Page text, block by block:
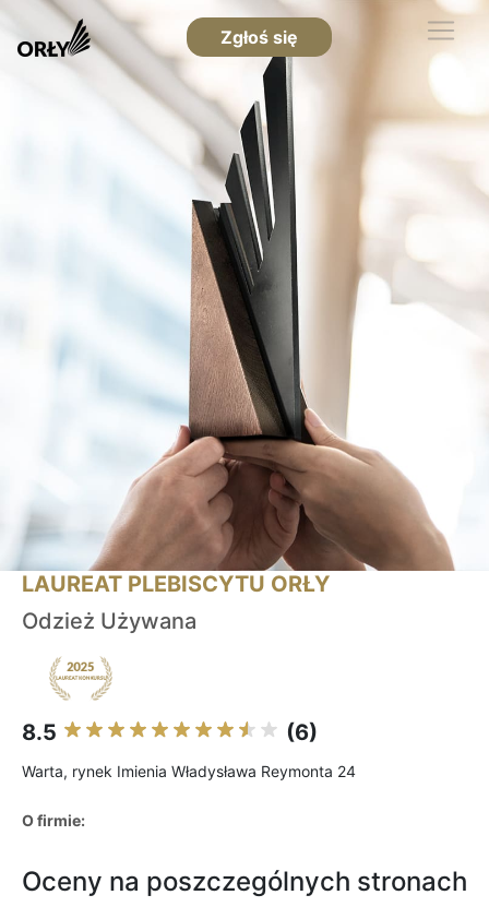
Zgłoś się
LAUREAT PLEBISCYTU ORŁY
Odzież Używana
8.5 (6)
Warta, rynek Imienia Władysława Reymonta 24
O firmie:
Oceny na poszczególnych stronach